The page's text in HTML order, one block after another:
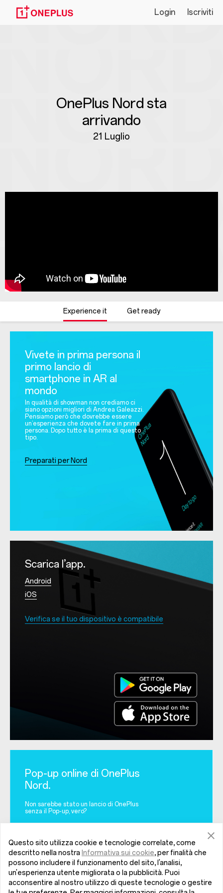
OnePlus
Login Iscriviti
OnePlus Nord sta
arrivando
21 Luglio
Experience it Get ready
Vivete in prima persona il
primo lancio di
smartphone in AR al
mondo
In qualità di showman non crediamo ci
siano opzioni migliori di Andrea Galeazzi.
Pensiamo però che dovrebbe essere
un’esperienza che dovete fare in prima
persona. Dopo tutto è la prima di questo
tipo.
Preparati per Nord
Scarica l’app.
Android
iOS
Verifica se il tuo dispositivo è compatibile
Pop-up online di OnePlus
Nord.
Non sarebbe stato un lancio di OnePlus
senza il Pop-up, vero?
Questo sito utilizza cookie e tecnologie correlate, come
descritto nella nostra Informativa sui cookie, per finalità che
possono includere il funzionamento del sito, l'analisi,
un'esperienza utente migliorata o la pubblicità. Puoi
acconsentire al nostro utilizzo di queste tecnologie o gestire